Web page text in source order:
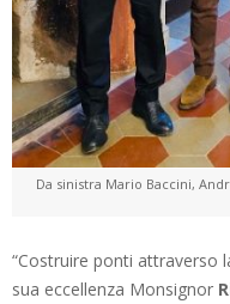
Da sinistra Mario Baccini,
“Costruire ponti attraverso
sua eccellenza Monsignor